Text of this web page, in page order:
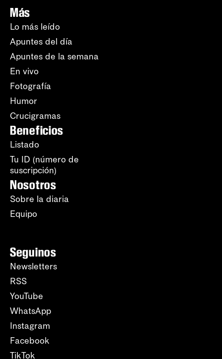
Más
Lo más leído
Apuntes del día
Apuntes de la semana
En vivo
Fotografía
Humor
Crucigramas
Beneficios
Listado
Tu ID (número de
suscripción)
Nosotros
Sobre la diaria
Equipo
Seguinos
Newsletters
RSS
YouTube
WhatsApp
Instagram
Facebook
TikTok